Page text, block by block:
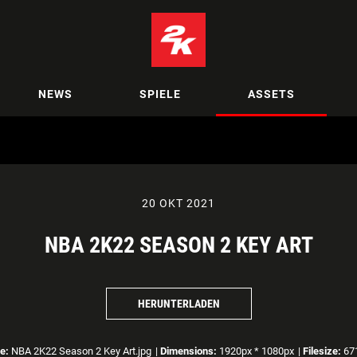
NEWS SPIELE ASSETS
20 OKT 2021
NBA 2K22 SEASON 2 KEY ART
HERUNTERLADEN
NBA 2K22 Season 2 Key Art.jpg | Dimensions: 1920px * 1080px | Filesize: